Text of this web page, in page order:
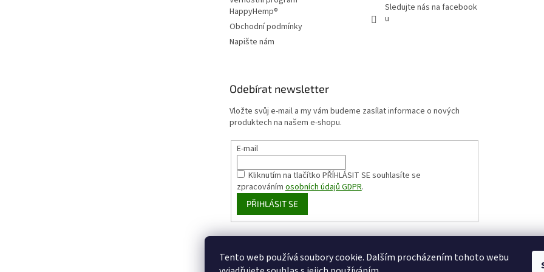
Tento web používá soubory cookie. Dalším procházením tohoto webu
HappyHemp®
Obchodní podmínky
Napište nám
Sledujte nás na facebook
u
Odebírat newsletter
Vložte svůj e-mail a my vám budeme zasílat informace o nových
produktech na našem e-shopu.
E-mail
Kliknutím na tlačítko PŘÍHLÁSIT SEsouhlasíte se
zpracovánímosobních údajů GDPR.
PŘIHLÁSIT SE
HappyCoffee Shoptet.cz Sportovní výživa zizaly.com